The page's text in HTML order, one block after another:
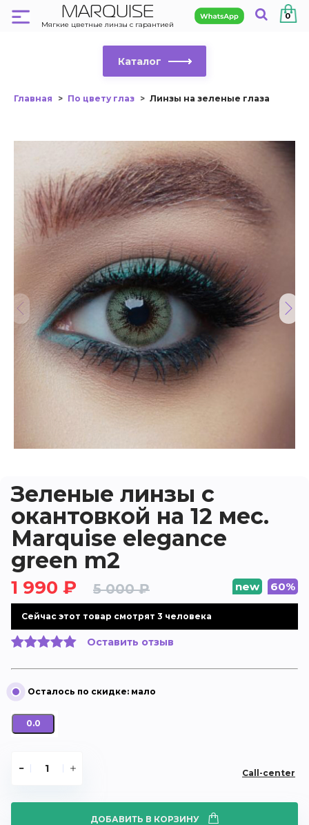
MARQUISE
Мягкие цветные линзы с гарантией
0
Каталог
Главная По цвету глаз Линзы на зеленые глаза
Зеленые линзы c
окантовкой на 12 мес.
Marquise elegance
green m2
1 990 ₽ 5 000 ₽ new 60%
Cейчас этот товар смотрят 3 человека
Оставить отзыв
0.0
Call-center
ДОБАВИТЬ В КОРЗИНУ